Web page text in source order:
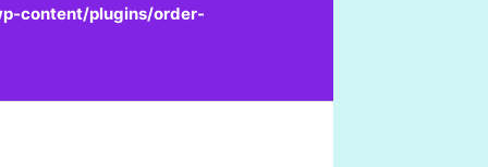
content/plugins/order-